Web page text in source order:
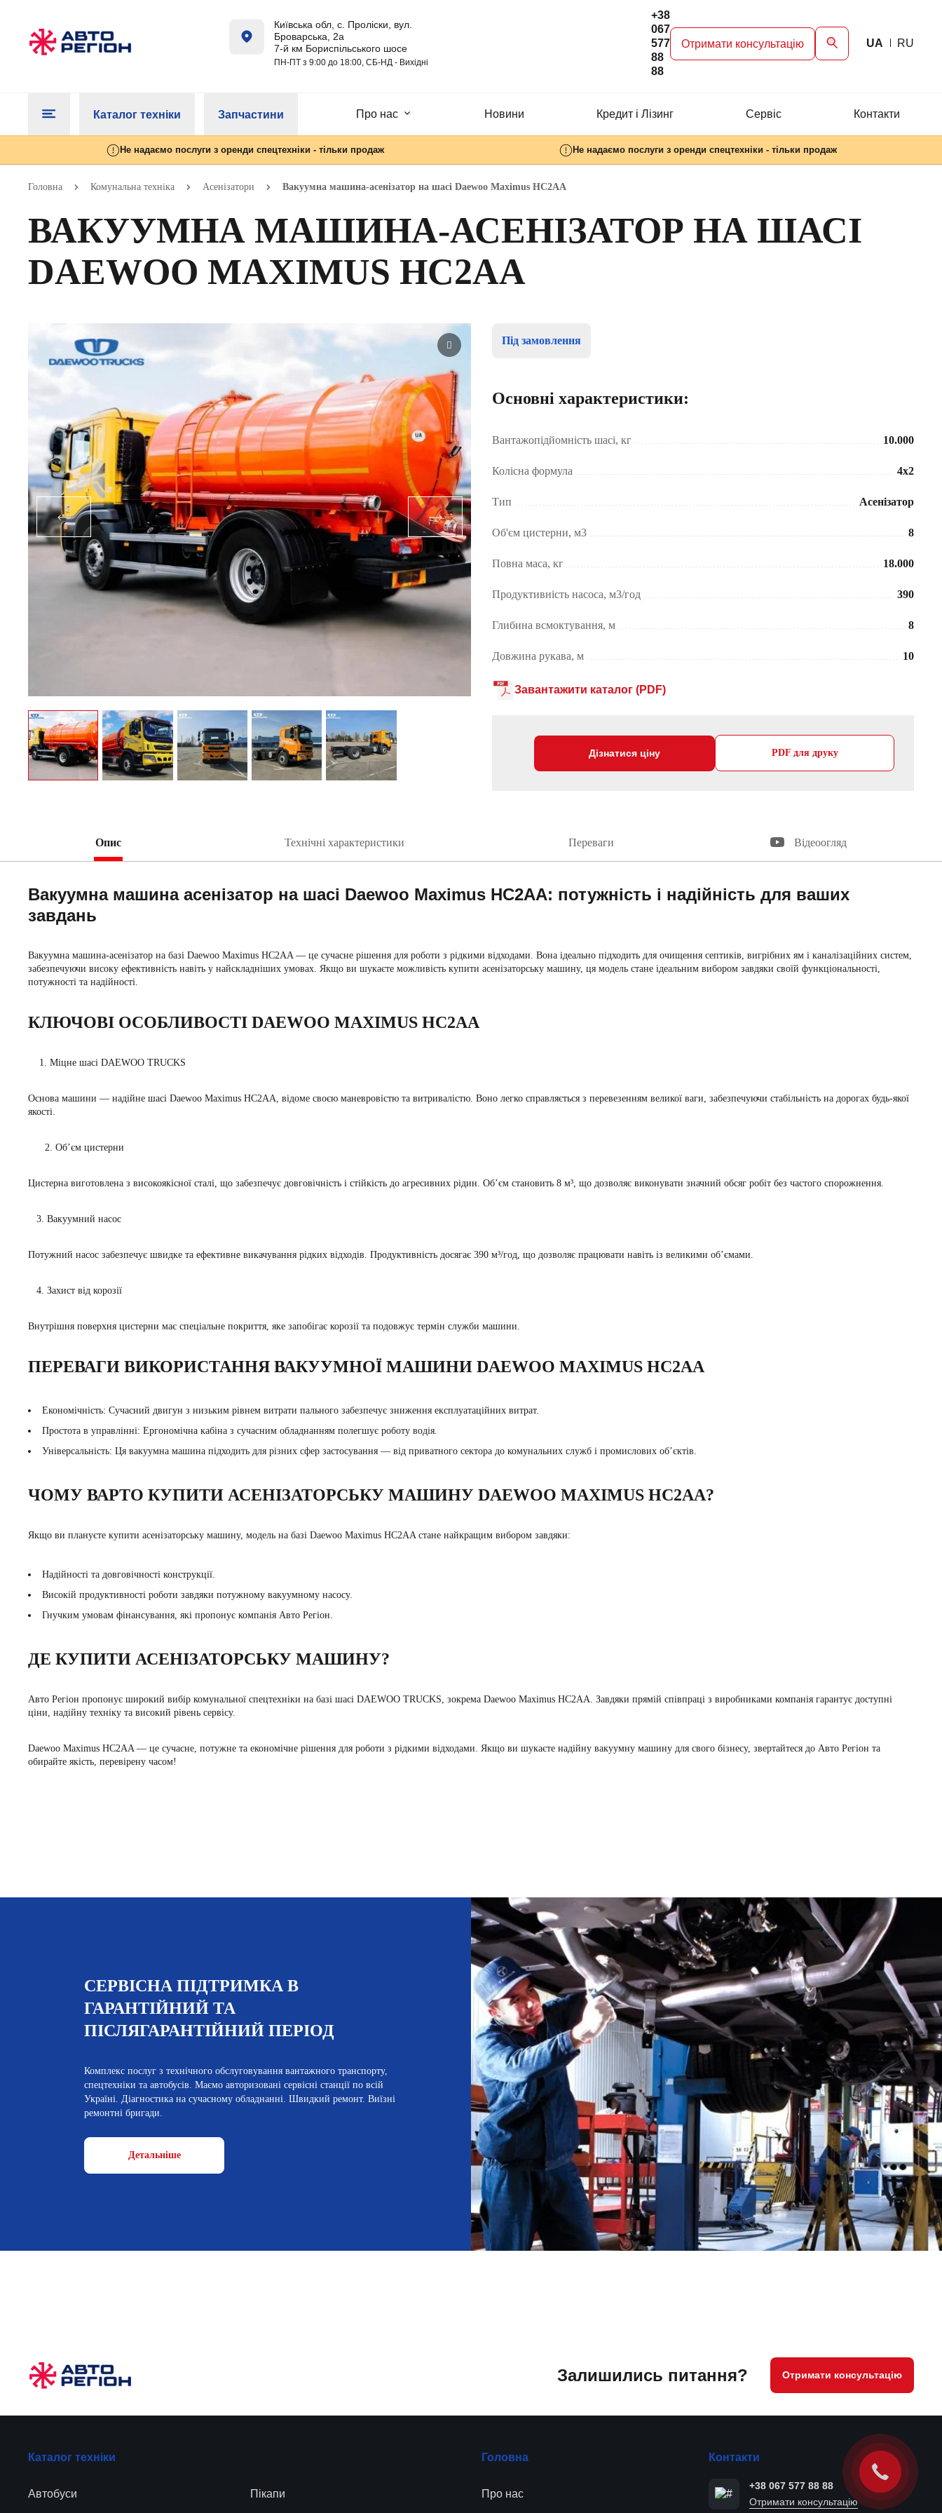
Київська обл, с. Проліски, вул.
Броварська, 2а
7-й км Бориспільського шосе
ПН-ПТ з 9:00 до 18:00, СБ-НД - Вихідні
+38
067
577
88
88
Отримати консультацію UA RU
Каталог техніки Запчастини Про нас Новини Кредит і Лізинг Сервіc Контакти
Не надаємо послуги з оренди спецтехніки - тільки продаж Не надаємо послуги з оренди спецтехніки - тільки продаж
Головна Комунальна техніка Асенізатори Вакуумна машина-асенізатор на шасі Daewoo Maximus HC2AA
ВАКУУМНА МАШИНА-АСЕНІЗАТОР НА ШАСІ
DAEWOO MAXIMUS HC2AA
Під замовлення
Основні характеристики:
Вантажопідйомність шасі, кг 10.000
Колісна формула 4x2
Тип Асенізатор
Об'єм цистерни, м3 8
Повна маса, кг 18.000
Продуктивність насоса, м3/год 390
Глибина всмоктування, м 8
Довжина рукава, м 10
Завантажити каталог (PDF)
Дізнатися ціну PDF для друку
Опис Технічні характеристики Переваги Відеоогляд
Вакуумна машина асенізатор на шасі Daewoo Maximus HC2AA: потужність і надійність для ваших
завдань
Вакуумна машина-асенізатор на базі Daewoo Maximus HC2AA — це сучасне рішення для роботи з рідкими відходами. Вона ідеально підходить для очищення септиків, вигрібних ям і каналізаційних систем,
забезпечуючи високу ефективність навіть у найскладніших умовах. Якщо ви шукаєте можливість купити асенізаторську машину, ця модель стане ідеальним вибором завдяки своїй функціональності,
потужності та надійності.
КЛЮЧОВІ ОСОБЛИВОСТІ DAEWOO MAXIMUS HC2AA
1. Міцне шасі DAEWOO TRUCKS
Основа машини — надійне шасі Daewoo Maximus HC2AA, відоме своєю маневровістю та витривалістю. Воно легко справляється з перевезенням великої ваги, забезпечуючи стабільність на дорогах будь-якої
якості.
2. Об’єм цистерни
Цистерна виготовлена з високоякісної сталі, що забезпечує довговічність і стійкість до агресивних рідин. Об’єм становить 8 м³, що дозволяє виконувати значний обсяг робіт без частого спорожнення.
3. Вакуумний насос
Потужний насос забезпечує швидке та ефективне викачування рідких відходів. Продуктивність досягає 390 м³/год, що дозволяє працювати навіть із великими об’ємами.
4. Захист від корозії
Внутрішня поверхня цистерни має спеціальне покриття, яке запобігає корозії та подовжує термін служби машини.
ПЕРЕВАГИ ВИКОРИСТАННЯ ВАКУУМНОЇ МАШИНИ DAEWOO MAXIMUS HC2AA
Економічність: Сучасний двигун з низьким рівнем витрати пального забезпечує зниження експлуатаційних витрат.
Простота в управлінні: Ергономічна кабіна з сучасним обладнанням полегшує роботу водія.
Універсальність: Ця вакуумна машина підходить для різних сфер застосування — від приватного сектора до комунальних служб і промислових об’єктів.
ЧОМУ ВАРТО КУПИТИ АСЕНІЗАТОРСЬКУ МАШИНУ DAEWOO MAXIMUS HC2AA?
Якщо ви плануєте купити асенізаторську машину, модель на базі Daewoo Maximus HC2AA стане найкращим вибором завдяки:
Надійності та довговічності конструкції.
Високій продуктивності роботи завдяки потужному вакуумному насосу.
Гнучким умовам фінансування, які пропонує компанія Авто Регіон.
ДЕ КУПИТИ АСЕНІЗАТОРСЬКУ МАШИНУ?
Авто Регіон пропонує широкий вибір комунальної спецтехніки на базі шасі DAEWOO TRUCKS, зокрема Daewoo Maximus HC2AA. Завдяки прямій співпраці з виробниками компанія гарантує доступні
ціни, надійну техніку та високий рівень сервісу.
Daewoo Maximus HC2AA — це сучасне, потужне та економічне рішення для роботи з рідкими відходами. Якщо ви шукаєте надійну вакуумну машину для свого бізнесу, звертайтеся до Авто Регіон та
обирайте якість, перевірену часом!
СЕРВІСНА ПІДТРИМКА В
ГАРАНТІЙНИЙ ТА
ПІСЛЯГАРАНТІЙНИЙ ПЕРІОД
Комплекс послуг з технічного обслуговування вантажного транспорту,
спецтехніки та автобусів. Маємо авторизовані сервісні станції по всій
Україні. Діагностика на сучасному обладнанні. Швидкий ремонт. Виїзні
ремонтні бригади.
Детальніше
Залишились питання? Отримати консультацію
Каталог техніки
Автобуси Пікапи
Головна
Про нас
Контакти
+38 067 577 88 88
Отримати консультацію